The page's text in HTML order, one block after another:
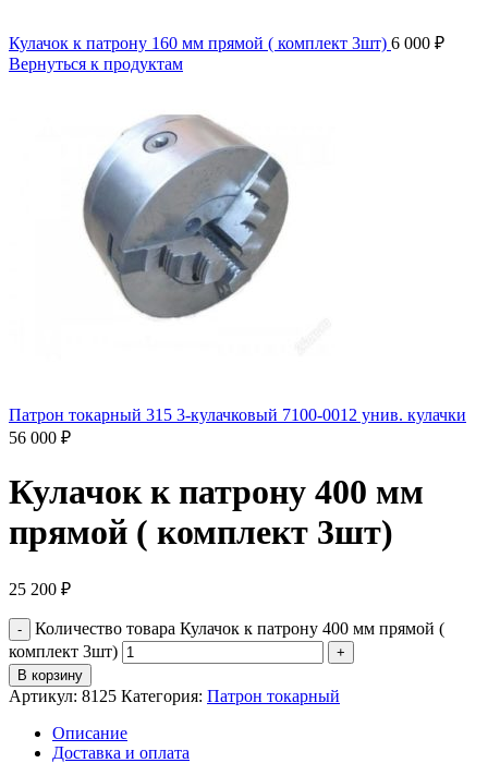
Кулачок к патрону 160 мм прямой ( комплект 3шт) 6 000 ₽
Вернуться к продуктам
Патрон токарный 315 3-кулачковый 7100-0012 унив. кулачки
56 000 ₽
Кулачок к патрону 400 мм
прямой ( комплект 3шт)
25 200 ₽
Количество товара Кулачок к патрону 400 мм прямой (
комплект 3шт)
В корзину
Артикул: 8125 Категория: Патрон токарный
Описание
Доставка и оплата